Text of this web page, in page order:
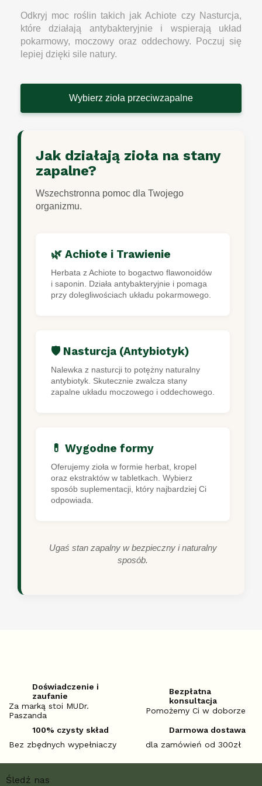
Odkryj moc roślin takich jak Achiote czy Nasturcja,
które działają antybakteryjnie i wspierają układ
pokarmowy, moczowy oraz oddechowy. Poczuj się
lepiej dzięki sile natury.
Wybierz zioła przeciwzapalne
Jak działają zioła na stany
zapalne?
Wszechstronna pomoc dla Twojego
organizmu.
🌿 Achiote i Trawienie
Herbata z Achiote to bogactwo flawonoidów
i saponin. Działa antybakteryjnie i pomaga
przy dolegliwościach układu pokarmowego.
🛡️ Nasturcja (Antybiotyk)
Nalewka z nasturcji to potężny naturalny
antybiotyk. Skutecznie zwalcza stany
zapalne układu moczowego i oddechowego.
💊 Wygodne formy
Oferujemy zioła w formie herbat, kropel
oraz ekstraktów w tabletkach. Wybierz
sposób suplementacji, który najbardziej Ci
odpowiada.
Ugaś stan zapalny w bezpieczny i naturalny
sposób.
Doświadczenie i
zaufanie
Za marką stoi MUDr.
Paszanda
Bezpłatna
konsultacja
Pomożemy Ci w doborze
100% czysty skład
Bez zbędnych wypełniaczy
Darmowa dostawa
dla zamówień od 300zł
Śledź nas